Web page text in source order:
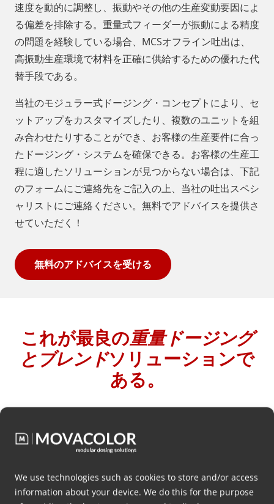
We use technologies such as cookies to store and/or access
information about your device. We do this for the purpose
速度を動的に調整し、振動やその他の生産変動要因によ
る偏差を排除する。重量式フィーダーが振動による精度
の問題を経験している場合、MCSオフライン吐出は、
高振動生産環境で材料を正確に供給するための優れた代
替手段である。
当社のモジュラー式ドージング・コンセプトにより、セ
ットアップをカスタマイズしたり、複数のユニットを組
み合わせたりすることができ、お客様の生産要件に合っ
たドージング・システムを確保できる。お客様の生産工
程に適したソリューションが見つからない場合は、下記
のフォームにご連絡先をご記入の上、当社の吐出スペシ
ャリストにご連絡ください。無料でアドバイスを提供さ
せていただく！
無料のアドバイスを受ける
これが最良の重量ドージング
とブレンドソリューションで
ある。
MDS